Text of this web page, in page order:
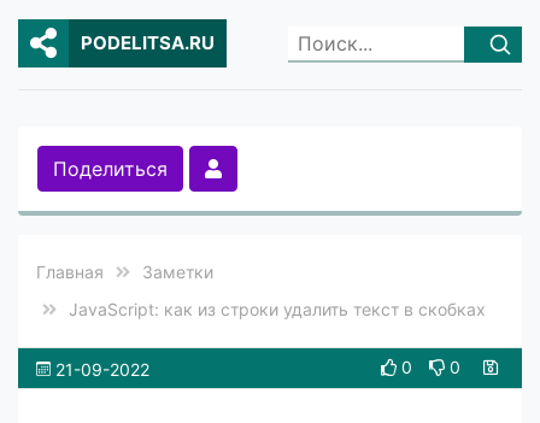
PODELITSA.RU
Поделиться
Главная
Заметки
JavaScript: как из строки удалить текст в скобках
21-09-2022 0 0